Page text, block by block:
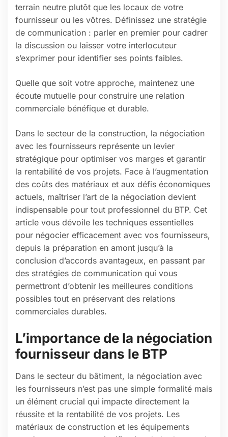
terrain neutre plutôt que les locaux de votre
fournisseur ou les vôtres. Définissez une stratégie
de communication : parler en premier pour cadrer
la discussion ou laisser votre interlocuteur
s’exprimer pour identifier ses points faibles.
Quelle que soit votre approche, maintenez une
écoute mutuelle pour construire une relation
commerciale bénéfique et durable.
Dans le secteur de la construction, la négociation
avec les fournisseurs représente un levier
stratégique pour optimiser vos marges et garantir
la rentabilité de vos projets. Face à l’augmentation
des coûts des matériaux et aux défis économiques
actuels, maîtriser l’art de la négociation devient
indispensable pour tout professionnel du BTP. Cet
article vous dévoile les techniques essentielles
pour négocier efficacement avec vos fournisseurs,
depuis la préparation en amont jusqu’à la
conclusion d’accords avantageux, en passant par
des stratégies de communication qui vous
permettront d’obtenir les meilleures conditions
possibles tout en préservant des relations
commerciales durables.
L’importance de la négociation
fournisseur dans le BTP
Dans le secteur du bâtiment, la négociation avec
les fournisseurs n’est pas une simple formalité mais
un élément crucial qui impacte directement la
réussite et la rentabilité de vos projets. Les
matériaux de construction et les équipements